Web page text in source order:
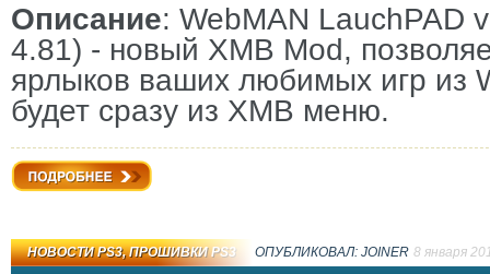
Описание: WebMAN LauchPAD
4.81) - новый XMB Mod,
ярлыков ваших любимых игр из
будет сразу из XMB меню.
НОВОСТИ PS3,ПРОШИВКИ PS3 ОПУБЛИКОВАЛ: JOINER 8 января